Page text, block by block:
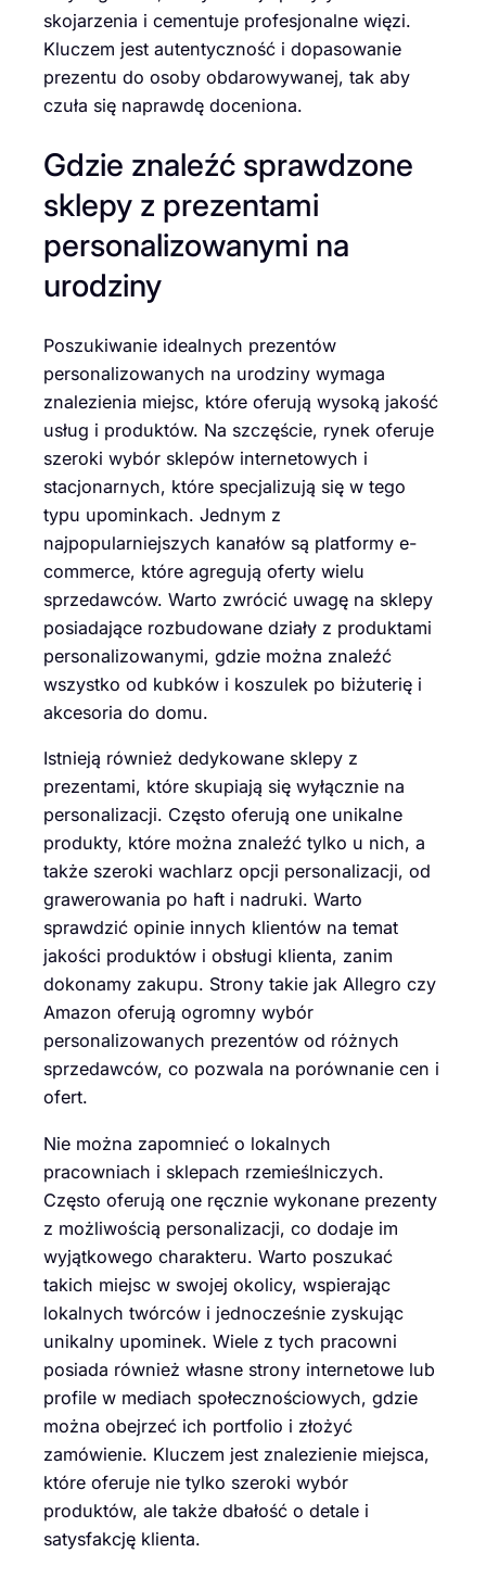
skojarzenia i cementuje profesjonalne więzi.
Kluczem jest autentyczność i dopasowanie
prezentu do osoby obdarowywanej, tak aby
czuła się naprawdę doceniona.
Gdzie znaleźć sprawdzone
sklepy z prezentami
personalizowanymi na
urodziny
Poszukiwanie idealnych prezentów
personalizowanych na urodziny wymaga
znalezienia miejsc, które oferują wysoką jakość
usług i produktów. Na szczęście, rynek oferuje
szeroki wybór sklepów internetowych i
stacjonarnych, które specjalizują się w tego
typu upominkach. Jednym z
najpopularniejszych kanałów są platformy e-
commerce, które agregują oferty wielu
sprzedawców. Warto zwrócić uwagę na sklepy
posiadające rozbudowane działy z produktami
personalizowanymi, gdzie można znaleźć
wszystko od kubków i koszulek po biżuterię i
akcesoria do domu.
Istnieją również dedykowane sklepy z
prezentami, które skupiają się wyłącznie na
personalizacji. Często oferują one unikalne
produkty, które można znaleźć tylko u nich, a
także szeroki wachlarz opcji personalizacji, od
grawerowania po haft i nadruki. Warto
sprawdzić opinie innych klientów na temat
jakości produktów i obsługi klienta, zanim
dokonamy zakupu. Strony takie jak Allegro czy
Amazon oferują ogromny wybór
personalizowanych prezentów od różnych
sprzedawców, co pozwala na porównanie cen i
ofert.
Nie można zapomnieć o lokalnych
pracowniach i sklepach rzemieślniczych.
Często oferują one ręcznie wykonane prezenty
z możliwością personalizacji, co dodaje im
wyjątkowego charakteru. Warto poszukać
takich miejsc w swojej okolicy, wspierając
lokalnych twórców i jednocześnie zyskując
unikalny upominek. Wiele z tych pracowni
posiada również własne strony internetowe lub
profile w mediach społecznościowych, gdzie
można obejrzeć ich portfolio i złożyć
zamówienie. Kluczem jest znalezienie miejsca,
które oferuje nie tylko szeroki wybór
produktów, ale także dbałość o detale i
satysfakcję klienta.